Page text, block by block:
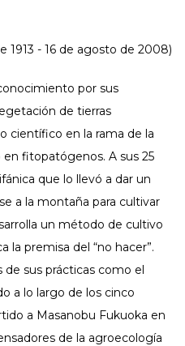
1913 - 16 de agosto de 2008)
por sus
de tierras
científico en la rama de la
fitopatógenos. A sus 25
que lo llevó a dar un
a la montaña para cultivar
un método de cultivo
la premisa del “no hacer”.
de sus prácticas como el
a lo largo de los cinco
a Masanobu Fukuoka en
de la agroecología